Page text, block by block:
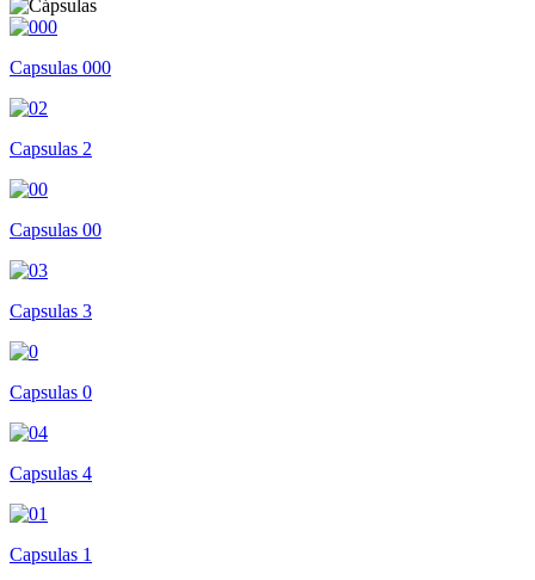
Capsulas 000
Capsulas 2
Capsulas 00
Capsulas 3
Capsulas 0
Capsulas 4
Capsulas 1